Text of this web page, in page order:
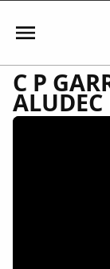
Iniciar
C P